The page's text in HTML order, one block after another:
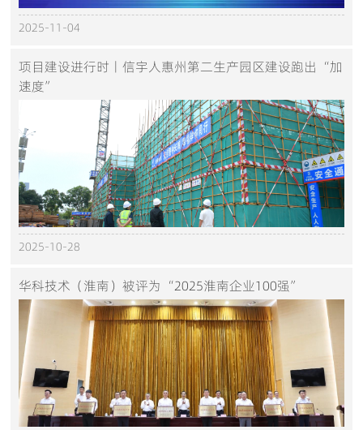
2025-11-04
项目建设进行时丨信宇人惠州第二生产园区建设跑出“加
速度”
2025-10-28
华科技术（淮南）被评为“2025淮南企业100强”